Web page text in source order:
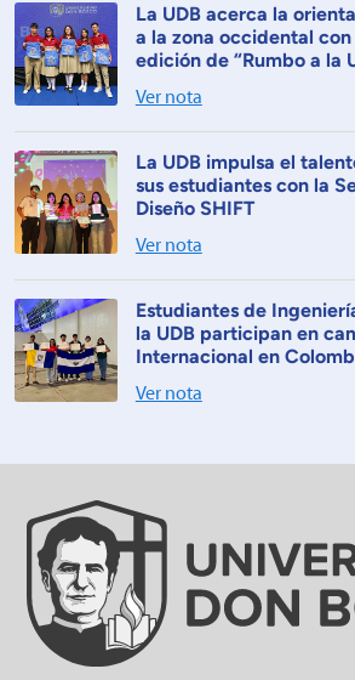
La UDB acerca la
a la zona occidental
edición de “Rumbo a la
Ver nota
La UDB impulsa el
sus estudiantes con la
Diseño SHIFT
Ver nota
Estudiantes de
la UDB participan en
Internacional en
Ver nota